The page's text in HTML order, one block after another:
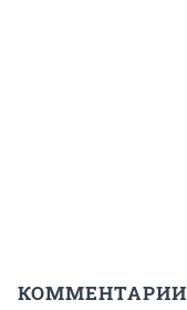
КОММЕНТАРИИ